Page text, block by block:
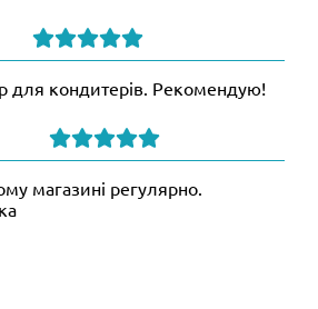
для кондитерів. Рекомендую!
магазині регулярно.